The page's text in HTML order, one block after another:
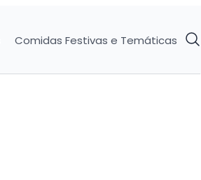
Comidas Festivas e Temáticas